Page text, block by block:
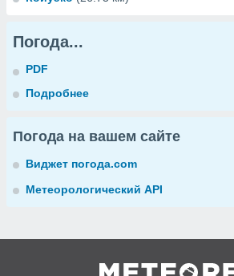
Погода...
PDF
Подробнее
Погода на вашем сайте
Виджет погода.com
Метеорологический API